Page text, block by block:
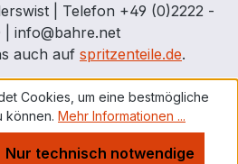
| Telefon +49 (0)2222 -
| info@bahre.net
auch auf spritzenteile.de.
Cookies, um eine bestmögliche
können. Mehr Informationen ...
Nur technisch notwendige